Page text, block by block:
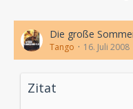
Die große
Tango 16. Juli 2008
Zitat